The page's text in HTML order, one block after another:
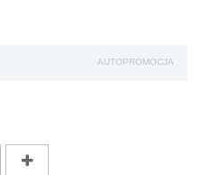
AUTOPROMOCJA